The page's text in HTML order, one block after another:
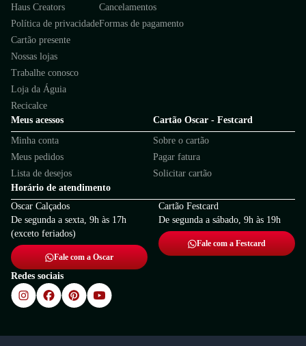
Haus Creators
Política de privacidade
Cartão presente
Nossas lojas
Trabalhe conosco
Loja da Águia
Recicalce
Cancelamentos
Formas de pagamento
Meus acessos
Minha conta
Meus pedidos
Lista de desejos
Cartão Oscar - Festcard
Sobre o cartão
Pagar fatura
Solicitar cartão
Horário de atendimento
Oscar Calçados
De segunda a sexta, 9h às 17h
(exceto feriados)
Fale com a Oscar
Cartão Festcard
De segunda a sábado, 9h às 19h
Fale com a Festcard
Redes sociais